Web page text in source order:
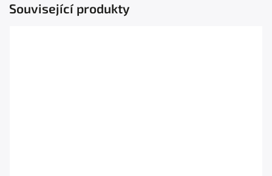
Související produkty